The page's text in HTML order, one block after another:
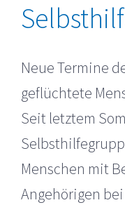
Neue Termine
geflüchtete
Seit letztem
Menschen mit
Angehörigen